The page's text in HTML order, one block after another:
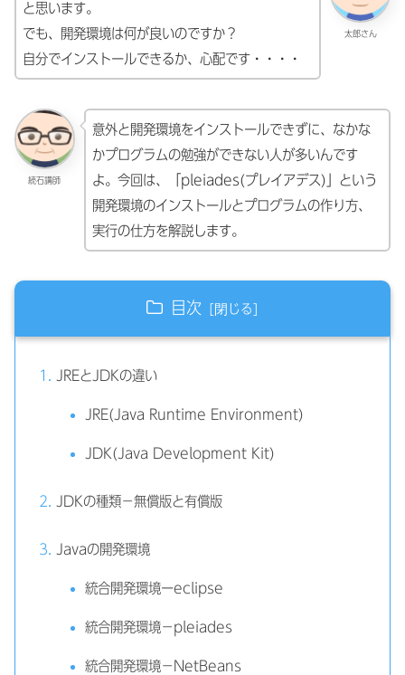
太郎さん
と思います。
でも、開発環境は何が良いのですか？
自分でインストールできるか、心配です・・・・
続石講師
意外と開発環境をインストールできずに、なかな
かプログラムの勉強ができない人が多いんです
よ。今回は、「pleiades(プレイアデス)」という
開発環境のインストールとプログラムの作り方、
実行の仕方を解説します。
目次
JREとJDKの違い
JRE(Java Runtime Environment)
JDK(Java Development Kit)
JDKの種類－無償版と有償版
Javaの開発環境
統合開発環境ーeclipse
統合開発環境－pleiades
統合開発環境－NetBeans